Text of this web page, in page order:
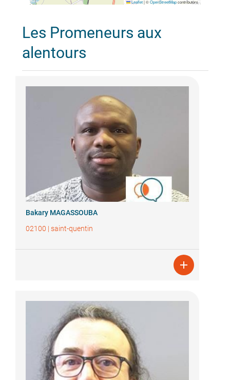
Leaflet |©OpenStreetMapcontributors
Les Promeneurs aux
alentours
Bakary MAGASSOUBA
02100 | saint-quentin
